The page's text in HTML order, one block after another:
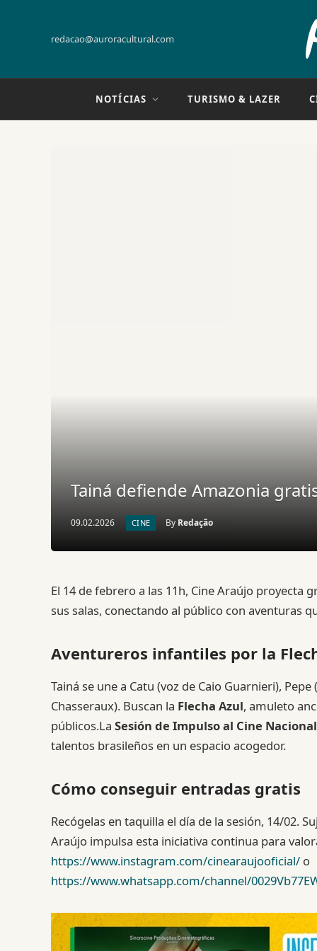
redacao@auroracultural.com
NOTÍCIAS TURISMO & LAZER
Tainá defiende Amazonia
09.02.2026 CINE By Redação
El 14 de febrero a las 11h, Cine Araújo proyecta
sus salas, conectando al público con aventuras
Aventureros infantiles por la
Tainá se une a Catu (voz de Caio Guarnieri),
Chasseraux). Buscan la Flecha Azul, amuleto
públicos.La Sesión de Impulso al Cine Nacional
talentos brasileños en un espacio acogedor.
Cómo conseguir entradas gratis
Recógelas en taquilla el día de la sesión, 14/02.
Araújo impulsa esta iniciativa continua para
https://www.instagram.com/cinearaujooficial/ o
https://www.whatsapp.com/channel/